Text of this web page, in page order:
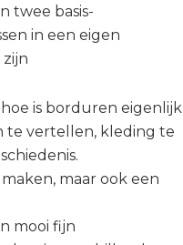
twee basis-
in een eigen
is borduren eigenlijk
te vertellen, kleding te
maar ook een
mooi fijn